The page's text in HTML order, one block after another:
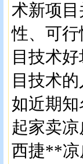
术新项
性、可
目技术
目技术的
如近期
起家卖
西捷**凉